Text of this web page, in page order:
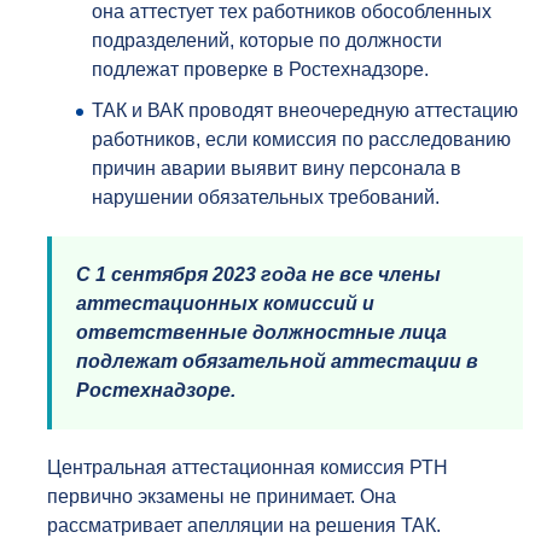
она аттестует тех работников обособленных
подразделений, которые по должности
подлежат проверке в Ростехнадзоре.
ТАК и ВАК проводят внеочередную аттестацию
работников, если комиссия по расследованию
причин аварии выявит вину персонала в
нарушении обязательных требований.
С 1 сентября 2023 года не все члены
аттестационных комиссий и
ответственные должностные лица
подлежат обязательной аттестации в
Ростехнадзоре.
Центральная аттестационная комиссия РТН
первично экзамены не принимает. Она
рассматривает апелляции на решения ТАК.